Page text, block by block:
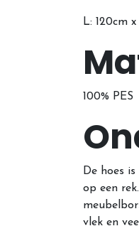
L: 120cm
100% PES
De hoes
op een
vlek en